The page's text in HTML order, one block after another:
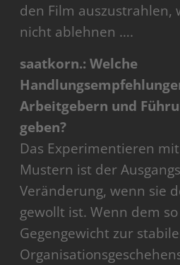
den Film auszustrahlen,
nicht ablehnen ….
saatkorn.: Welche
Arbeitgebern und
geben?
Das Experimentieren
Mustern ist der
Veränderung, wenn sie
gewollt ist. Wenn dem
Gegengewicht zur